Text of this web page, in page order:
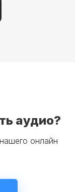
аудио?
онлайн